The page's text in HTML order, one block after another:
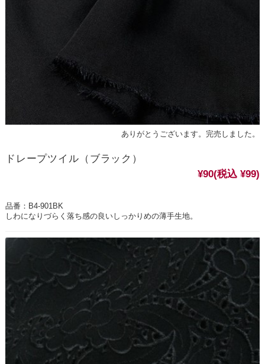
ありがとうございます。完売しました。
ドレープツイル（ブラック）
¥90(税込 ¥99)
品番：B4-901BK
しわになりづらく落ち感の良いしっかりめの薄手生地。